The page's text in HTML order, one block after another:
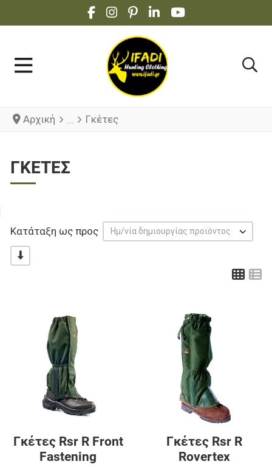
FACEBOOK SOCIAL LINK
INSTAGRAM SOCIAL LINK
PINTEREST SOCIAL LINK
LINKEDIN SOCIAL LINK
YOUTUBE SOCIAL
Αρχική Γκέτες
ΓΚΈΤΕΣ
Κατάταξη ως προς Ημ/νία δημιουργίας προϊόντος
-/+
Προσθήκη στα αγαπημένα
Προσθήκη για σύγκριση
Γρήγορη ματιά
Γκέτες Rsr R Front
Fastening
Γκέτες Rsr R
Rovertex